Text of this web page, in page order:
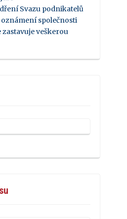
Svazu podnikatelů
společnosti
veškerou